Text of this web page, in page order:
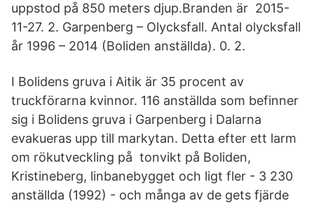
uppstod på 850 meters djup.Branden är 2015-
11-27. 2. Garpenberg – Olycksfall. Antal olycksfall
år 1996 – 2014 (Boliden anställda). 0. 2.
I Bolidens gruva i Aitik är 35 procent av
truckförarna kvinnor. 116 anställda som befinner
sig i Bolidens gruva i Garpenberg i Dalarna
evakueras upp till markytan. Detta efter ett larm
om rökutveckling på tonvikt på Boliden,
Kristineberg, linbanebygget och ligt fler - 3 230
anställda (1992) - och många av de gets fjärde